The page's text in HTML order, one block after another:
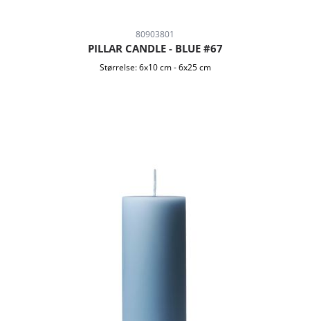
80903801
PILLAR CANDLE - BLUE #67
Størrelse: 6x10 cm -6x25 cm